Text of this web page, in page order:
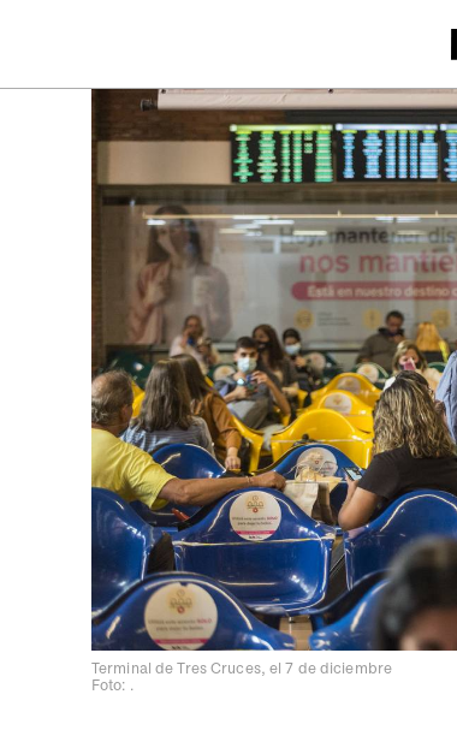
Terminal de Tres Cruces, el 7 de diciembre
Foto: .